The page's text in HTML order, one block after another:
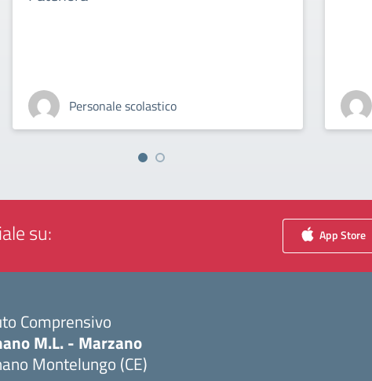
Personale scolastico
su: App Store
Comprensivo
M.L. - Marzano
Montelungo (CE)